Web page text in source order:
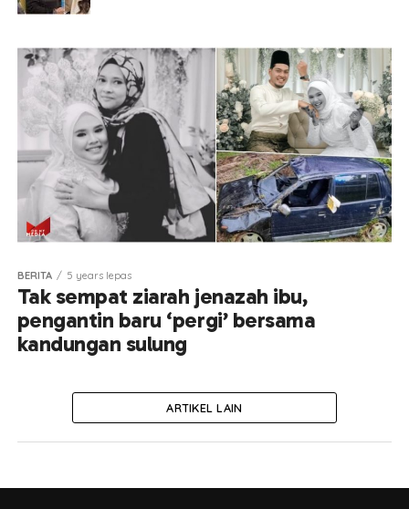
BERITA 5 years lepas
Tak sempat ziarah jenazah ibu,
pengantin baru ‘pergi’ ­­bersama
kandungan sulung
ARTIKEL LAIN